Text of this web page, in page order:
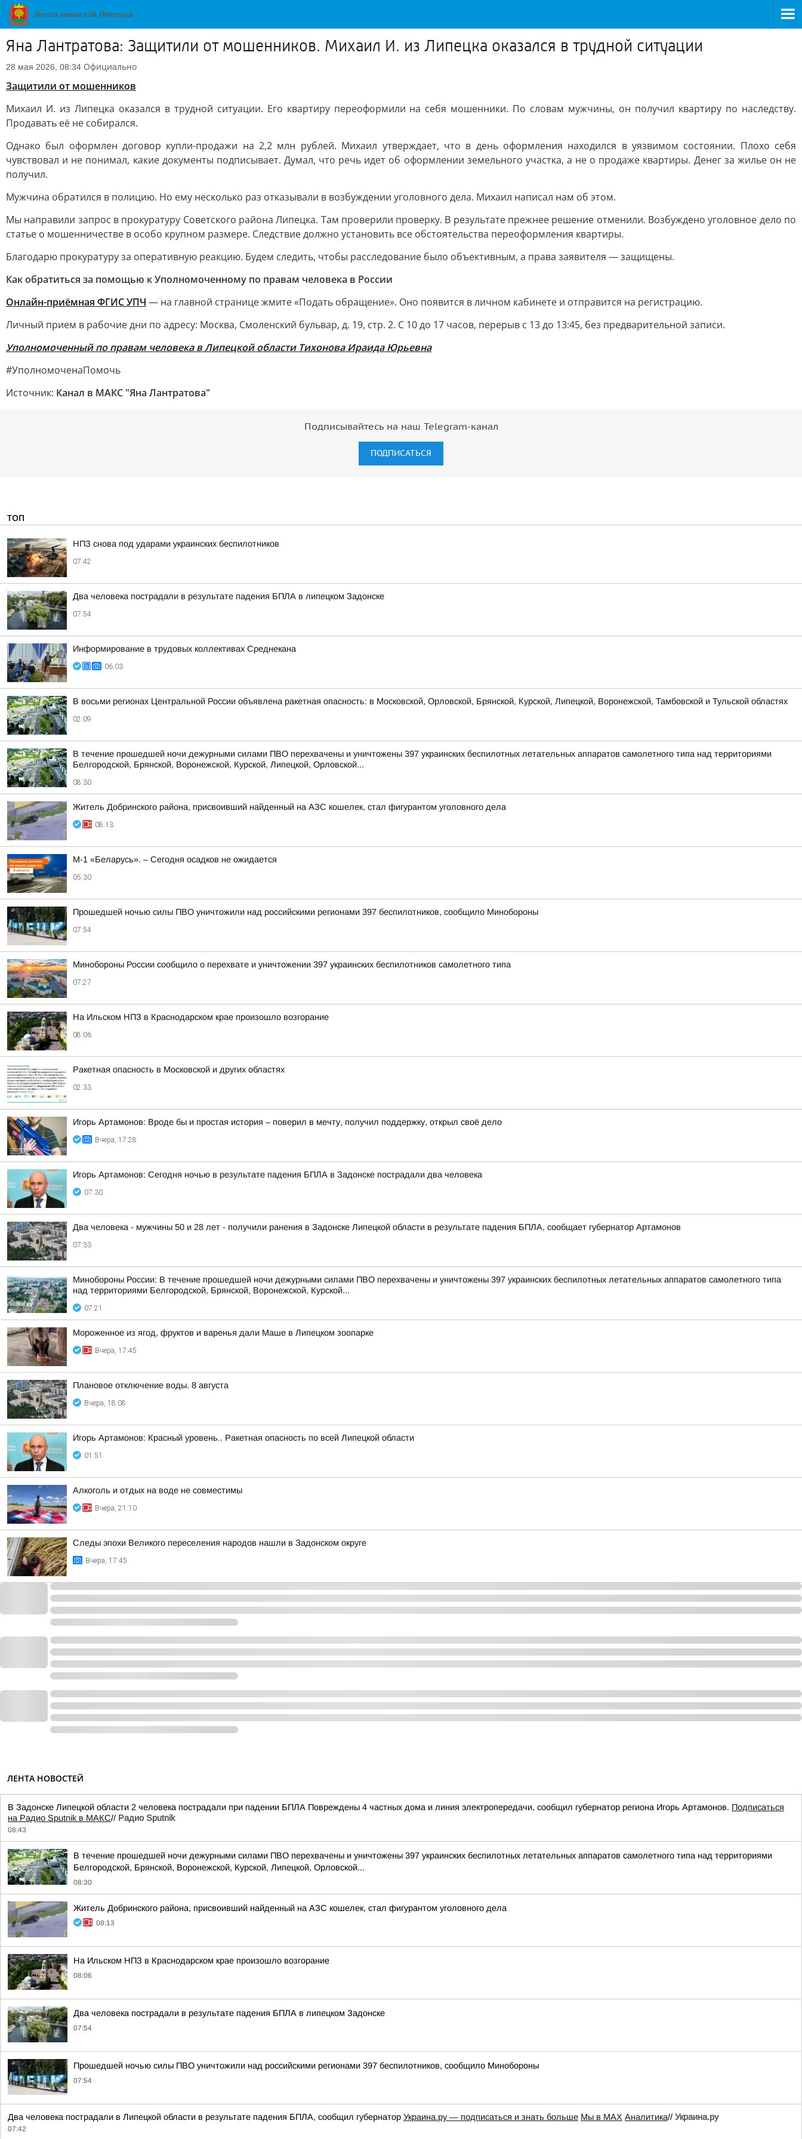
Яна Лантратова: Защитили от мошенников. Михаил И. из Липецка оказался в трудной ситуации
28 мая 2026, 08:34 Официально
Защитили от мошенников
Михаил И. из Липецка оказался в трудной ситуации. Его квартиру переоформили на себя мошенники. По словам мужчины, он получил квартиру по наследству.
Продавать её не собирался.
Однако был оформлен договор купли-продажи на 2,2 млн рублей. Михаил утверждает, что в день оформления находился в уязвимом состоянии. Плохо себя
чувствовал и не понимал, какие документы подписывает. Думал, что речь идет об оформлении земельного участка, а не о продаже квартиры. Денег за жилье он не
получил.
Мужчина обратился в полицию. Но ему несколько раз отказывали в возбуждении уголовного дела. Михаил написал нам об этом.
Мы направили запрос в прокуратуру Советского района Липецка. Там проверили проверку. В результате прежнее решение отменили. Возбуждено уголовное дело по
статье о мошенничестве в особо крупном размере. Следствие должно установить все обстоятельства переоформления квартиры.
Благодарю прокуратуру за оперативную реакцию. Будем следить, чтобы расследование было объективным, а права заявителя — защищены.
Как обратиться за помощью к Уполномоченному по правам человека в России
Онлайн-приёмная ФГИС УПЧ — на главной странице жмите «Подать обращение». Оно появится в личном кабинете и отправится на регистрацию.
Личный прием в рабочие дни по адресу: Москва, Смоленский бульвар, д. 19, стр. 2. С 10 до 17 часов, перерыв с 13 до 13:45, без предварительной записи.
Уполномоченный по правам человека в Липецкой области Тихонова Ираида Юрьевна
#УполномоченаПомочь
Источник: Канал в МАКС "Яна Лантратова"
Подписывайтесь на наш Telegram-канал
ПОДПИСАТЬСЯ
ТОП
НПЗ снова под ударами украинских беспилотников
07:42
Два человека пострадали в результате падения БПЛА в липецком Задонске
07:54
Информирование в трудовых коллективах Среднекана
06:03
В восьми регионах Центральной России объявлена ракетная опасность: в Московской, Орловской, Брянской, Курской, Липецкой, Воронежской, Тамбовской и Тульской областях
02:09
В течение прошедшей ночи дежурными силами ПВО перехвачены и уничтожены 397 украинских беспилотных летательных аппаратов самолетного типа над территориями
Белгородской, Брянской, Воронежской, Курской, Липецкой, Орловской...
08:30
Житель Добринского района, присвоивший найденный на АЗС кошелек, стал фигурантом уголовного дела
08:13
М-1 «Беларусь». – Сегодня осадков не ожидается
05:30
Прошедшей ночью силы ПВО уничтожили над российскими регионами 397 беспилотников, сообщило Минобороны
07:54
Минобороны России сообщило о перехвате и уничтожении 397 украинских беспилотников самолетного типа
07:27
На Ильском НПЗ в Краснодарском крае произошло возгорание
08:06
Ракетная опасность в Московской и других областях
02:33
Игорь Артамонов: Вроде бы и простая история – поверил в мечту, получил поддержку, открыл своё дело
Вчера, 17:28
Игорь Артамонов: Сегодня ночью в результате падения БПЛА в Задонске пострадали два человека
07:30
Два человека - мужчины 50 и 28 лет - получили ранения в Задонске Липецкой области в результате падения БПЛА, сообщает губернатор Артамонов
07:33
Минобороны России: В течение прошедшей ночи дежурными силами ПВО перехвачены и уничтожены 397 украинских беспилотных летательных аппаратов самолетного типа
над территориями Белгородской, Брянской, Воронежской, Курской...
07:21
Мороженное из ягод, фруктов и варенья дали Маше в Липецком зоопарке
Вчера, 17:45
Плановое отключение воды. 8 августа
Вчера, 18:08
Игорь Артамонов: Красный уровень.. Ракетная опасность по всей Липецкой области
01:51
Алкоголь и отдых на воде не совместимы
Вчера, 21:10
Следы эпохи Великого переселения народов нашли в Задонском округе
Вчера, 17:45
ЛЕНТА НОВОСТЕЙ
В Задонске Липецкой области 2 человека пострадали при падении БПЛА Повреждены 4 частных дома и линия электропередачи, сообщил губернатор региона Игорь Артамонов. Подписаться
на Радио Sputnik в МАКС// Радио Sputnik
08:43
В течение прошедшей ночи дежурными силами ПВО перехвачены и уничтожены 397 украинских беспилотных летательных аппаратов самолетного типа над территориями
Белгородской, Брянской, Воронежской, Курской, Липецкой, Орловской...
08:30
Житель Добринского района, присвоивший найденный на АЗС кошелек, стал фигурантом уголовного дела
08:13
На Ильском НПЗ в Краснодарском крае произошло возгорание
08:06
Два человека пострадали в результате падения БПЛА в липецком Задонске
07:54
Прошедшей ночью силы ПВО уничтожили над российскими регионами 397 беспилотников, сообщило Минобороны
07:54
Два человека пострадали в Липецкой области в результате падения БПЛА, сообщил губернатор Украина.ру — подписаться и знать больше Мы в MAX Аналитика// Украина.ру
07:42